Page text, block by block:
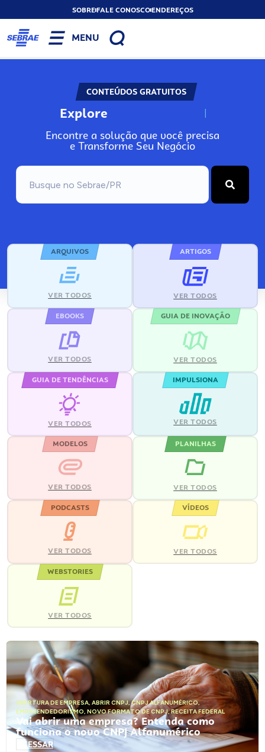
SOBREFALE CONOSCOENDEREÇOS
MENU
CONTEÚDOS GRATUITOS
Explore N
Encontre a solução que você precisa
e Transforme Seu Negócio
ARQUIVOS
VER TODOS
ARTIGOS
VER TODOS
EBOOKS
VER TODOS
GUIA DE INOVAÇÃO
VER TODOS
GUIA DE TENDÊNCIAS
VER TODOS
IMPULSIONA
VER TODOS
MODELOS
VER TODOS
PLANILHAS
VER TODOS
PODCASTS
VER TODOS
VÍDEOS
VER TODOS
WEBSTORIES
VER TODOS
ABERTURA DE EMPRESA, ABRIR CNPJ,CNPJ ALFANUMÉRICO,
EMPREENDEDORISMO, NOVO FORMATO DE CNPJ,RECEITA FEDERAL
Vai abrir uma empresa? Entenda como
funciona o novo CNPJ Alfanumérico
ACESSAR